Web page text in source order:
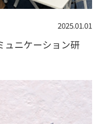
2025.01.01
ュニケーション研